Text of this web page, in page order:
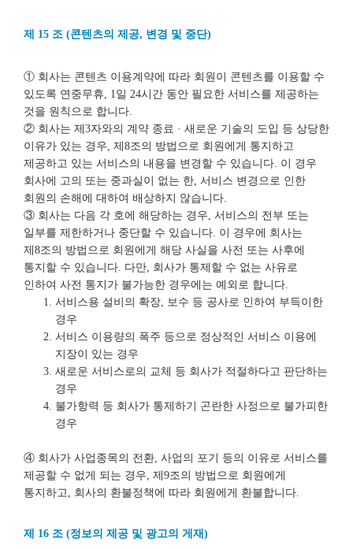
제 15 조 (콘텐츠의 제공, 변경 및 중단)
① 회사는 콘텐츠 이용계약에 따라 회원이 콘텐츠를 이용할 수
있도록 연중무휴, 1일 24시간 동안 필요한 서비스를 제공하는
것을 원칙으로 합니다.
② 회사는 제3자와의 계약 종료 · 새로운 기술의 도입 등 상당한
이유가 있는 경우, 제8조의 방법으로 회원에게 통지하고
제공하고 있는 서비스의 내용을 변경할 수 있습니다. 이 경우
회사에 고의 또는 중과실이 없는 한, 서비스 변경으로 인한
회원의 손해에 대하여 배상하지 않습니다.
③ 회사는 다음 각 호에 해당하는 경우, 서비스의 전부 또는
일부를 제한하거나 중단할 수 있습니다. 이 경우에 회사는
제8조의 방법으로 회원에게 해당 사실을 사전 또는 사후에
통지할 수 있습니다. 다만, 회사가 통제할 수 없는 사유로
인하여 사전 통지가 불가능한 경우에는 예외로 합니다.
서비스용 설비의 확장, 보수 등 공사로 인하여 부득이한
경우
서비스 이용량의 폭주 등으로 정상적인 서비스 이용에
지장이 있는 경우
새로운 서비스로의 교체 등 회사가 적절하다고 판단하는
경우
불가항력 등 회사가 통제하기 곤란한 사정으로 불가피한
경우
④ 회사가 사업종목의 전환, 사업의 포기 등의 이유로 서비스를
제공할 수 없게 되는 경우, 제9조의 방법으로 회원에게
통지하고, 회사의 환불정책에 따라 회원에게 환불합니다.
제 16 조 (정보의 제공 및 광고의 게재)